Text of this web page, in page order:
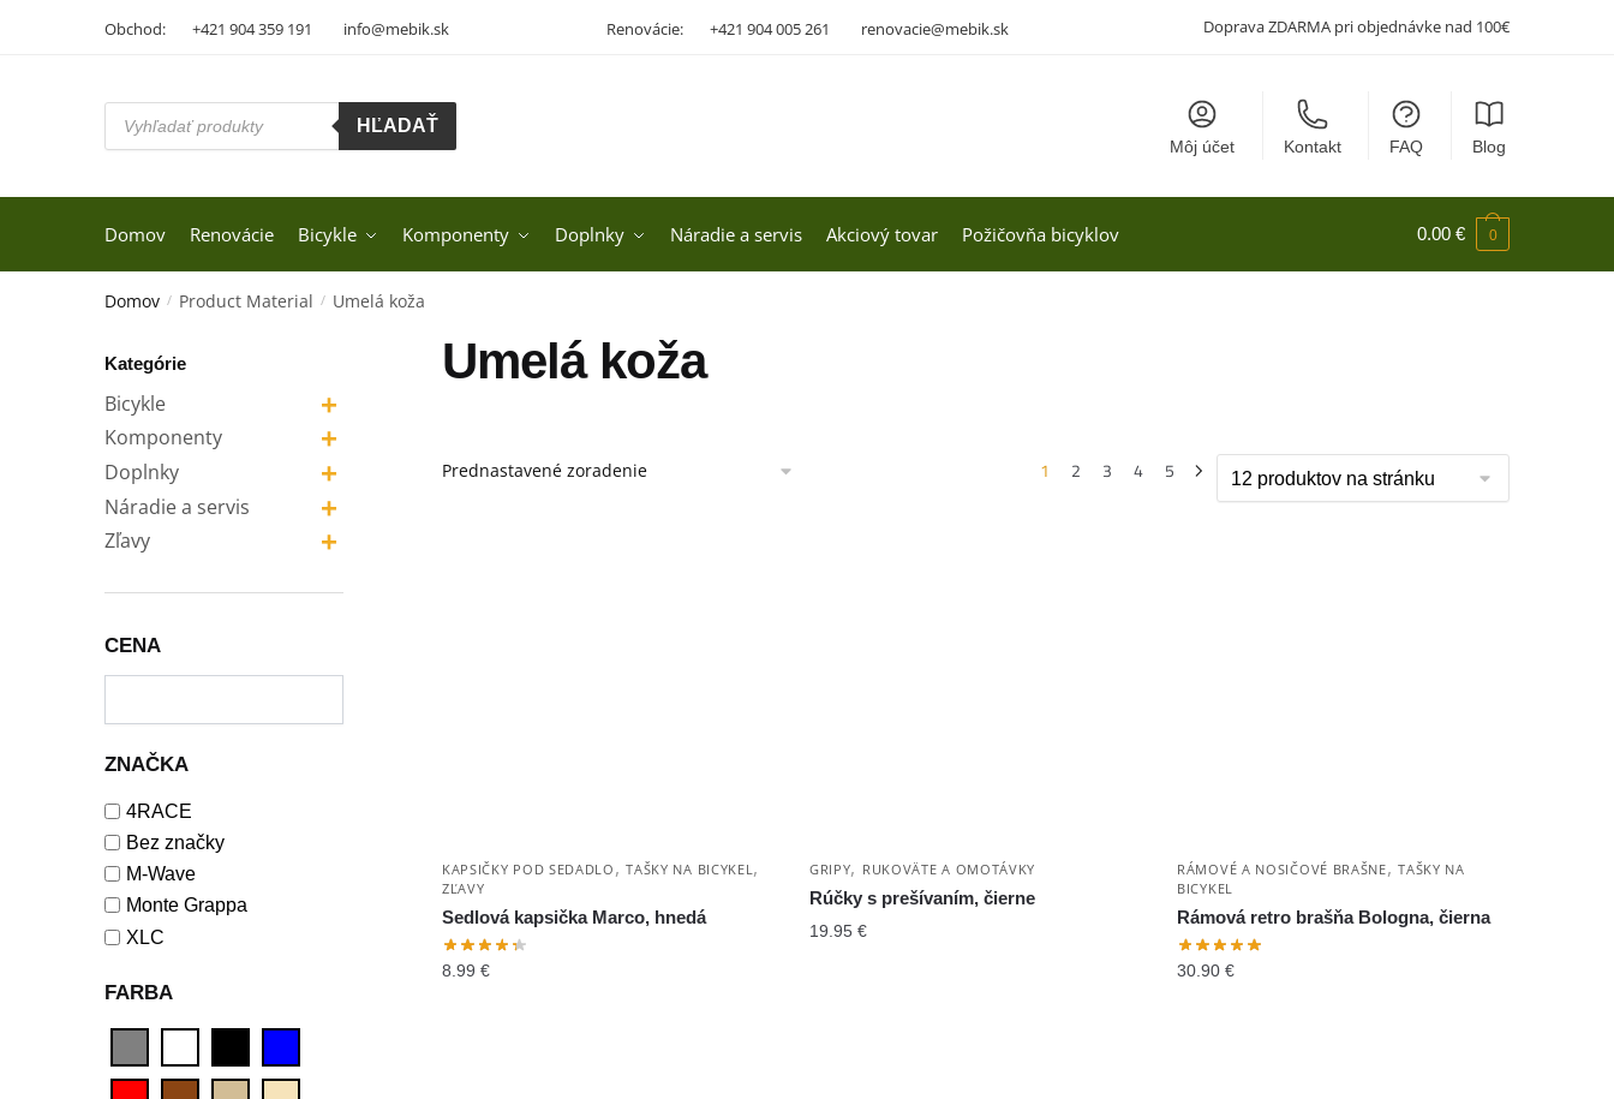
Obchod: +421 904 359 191 info@mebik.sk Renovácie: +421 904 005 261 renovacie@mebik.sk Doprava ZDARMA pri objednávke nad 100€
Products
search
HĽADAŤ
Môj účet Kontakt FAQ Blog
Domov Renovácie Bicykle Komponenty Doplnky Náradie a servis Akciový tovar Požičovňa bicyklov 0.00 € 0
Domov / Product Material / Umelá koža
Umelá koža
1 2 3 4 5
KAPSIČKY POD SEDADLO ,TAŠKY NA BICYKEL,
ZĽAVY
Sedlová kapsička Marco, hnedá
8.99 €
GRIPY, RUKOVÄTE A OMOTÁVKY
Rúčky s prešívaním, čierne
19.95 €
RÁMOVÉ A NOSIČOVÉ BRAŠNE,TAŠKY NA
BICYKEL
Rámová retro brašňa Bologna, čierna
30.90€
Kategórie
+
Bicykle
+
Komponenty
+
Doplnky
+
Náradie a servis
+
Zľavy
CENA
ZNAČKA
4RACE
Bez značky
M-Wave
Monte Grappa
XLC
FARBA